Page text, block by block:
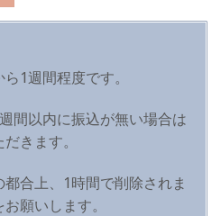
1週間程度です。
間以内に振込が無い場合は
きます。
合上、1時間で削除されま
願いします。